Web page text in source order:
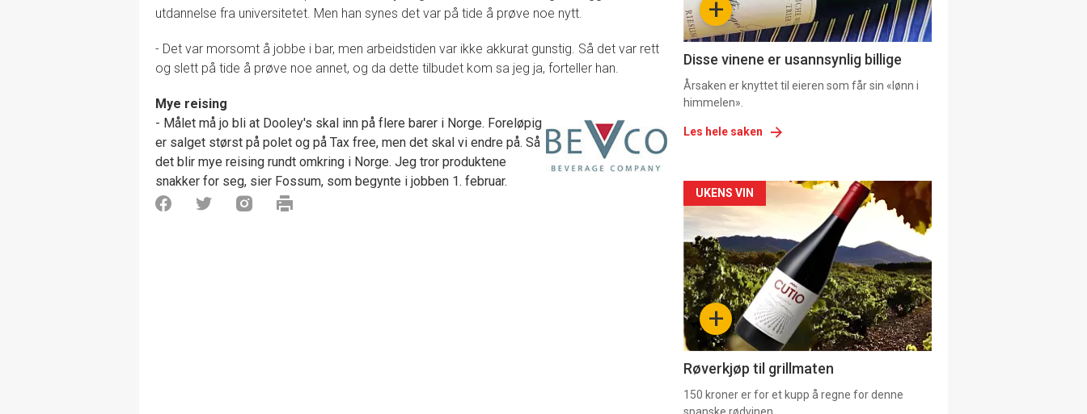
utdannelse fra universitetet. Men han synes det var på tide å prøve noe nytt.
- Det var morsomt å jobbe i bar, men arbeidstiden var ikke akkurat gunstig. Så det var rett
og slett på tide å prøve noe annet, og da dette tilbudet kom sa jeg ja, forteller han.
Mye reising
- Målet må jo bli at Dooley's skal inn på flere barer i Norge. Foreløpig
er salget størst på polet og på Tax free, men det skal vi endre på. Så
det blir mye reising rundt omkring i Norge. Jeg tror produktene
snakker for seg, sier Fossum, som begynte i jobben 1. februar.
11
Dagens
rett
+
Disse vinene er usannsynlig billige
Årsaken er knyttet til eieren som får sin «lønn i
himmelen».
Les hele saken
Artikler
detail
-
section
11
Dagens
rett
+
UKENS VIN
Røverkjøp til grillmaten
150 kroner er for et kupp å regne for denne